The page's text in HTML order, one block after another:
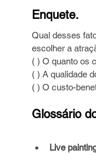
Enquete.
Qual desses
escolher a
( ) O quanto os
( ) A qualidade
( ) O custo-
Glossário
Live